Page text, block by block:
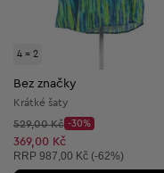
4 = 2
Bez značky
Krátké šaty
Původní cena:
529,00 Kč
Discount Price:
-30%
Snížená cena:
369,00 Kč
Doporučená cena:
RRP 987,00 Kč (-62%)